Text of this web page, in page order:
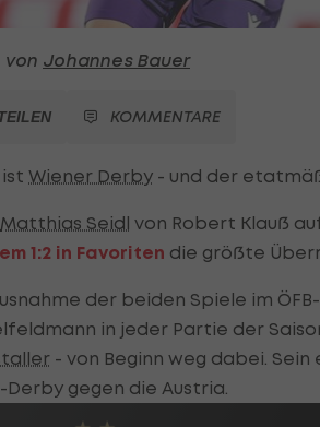
von Johannes Bauer
KOMMENTARE
ist Wiener Derby - und der
Matthias Seidl von Robert Klauß
1:2 in Favoriten die größte
der beiden Spiele im
in jeder Partie der
- von Beginn weg dabei.
Derby gegen die Austria.